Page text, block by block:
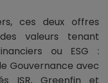
ces deux offres
valeurs tenant
ou ESG :
Gouvernance avec
ISR, Greenfin et